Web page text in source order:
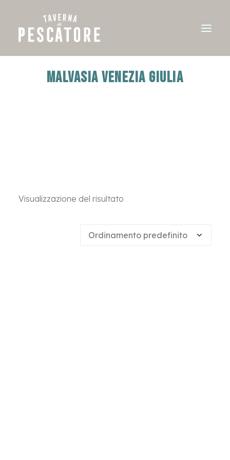
MALVASIA VENEZIA GIULIA
Visualizzazione del risultato